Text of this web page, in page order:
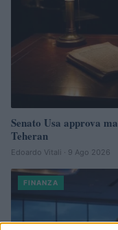
Senato Usa approva
Teheran
Edoardo Vitali · 9 Ago 2026
FINANZA